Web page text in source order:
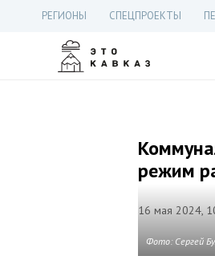
РЕГИОНЫ СПЕЦПРОЕКТЫ
режим
16 мая 2024,
Фото: Сергей